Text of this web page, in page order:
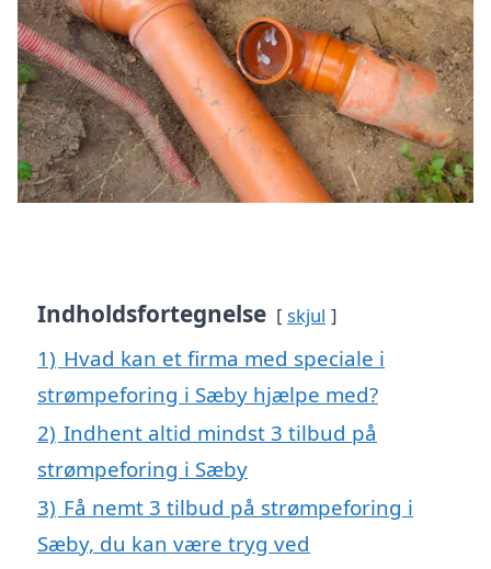
Indholdsfortegnelse skjul
1) Hvad kan et firma med speciale i
strømpeforing i Sæby hjælpe med?
2) Indhent altid mindst 3 tilbud på
strømpeforing i Sæby
3) Få nemt 3 tilbud på strømpeforing i
Sæby, du kan være tryg ved